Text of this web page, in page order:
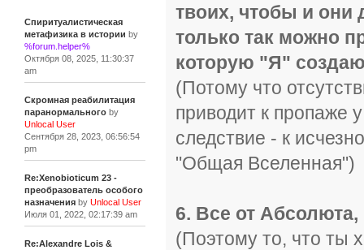
Спиритуалистическая
метафизика в истории by
%forum.helper%
Октября 08, 2025, 11:30:37
am
Скромная реабилитация
паранормальногоby
Unlocal User
Сентября 28, 2023, 06:56:54
pm
Re:Xenobioticum 23 -
преобразователь особого
назначенияby Unlocal User
Июля 01, 2022, 02:17:39 am
Re:Alexandre Lois &
твоих, чтобы и они
только так можно
которую "Я"
(Потому что
приводит к пропаже
следствие - к
"Общая Вселенная")
6. Все от
(Поэтому то, что ты